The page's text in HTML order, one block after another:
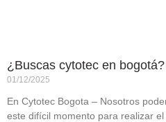
¿Buscas cytotec en bogotá?
01/12/2025
En Cytotec Bogota – Nosotros
este difícil momento para realizar